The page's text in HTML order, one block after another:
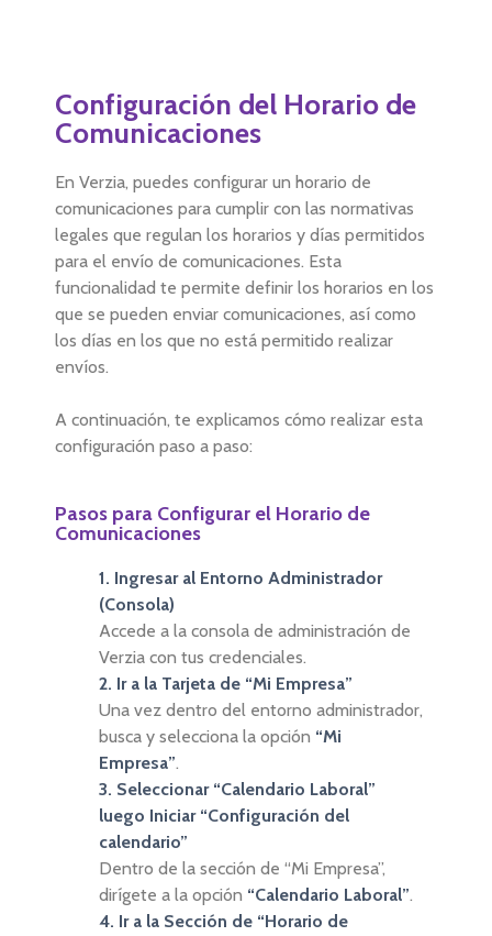
Configuración del Horario de
Comunicaciones
En Verzia, puedes configurar un horario de
comunicaciones para cumplir con las normativas
legales que regulan los horarios y días permitidos
para el envío de comunicaciones. Esta
funcionalidad te permite definir los horarios en los
que se pueden enviar comunicaciones, así como
los días en los que no está permitido realizar
envíos.
A continuación, te explicamos cómo realizar esta
configuración paso a paso:
Pasos para Configurar el Horario de
Comunicaciones
1. Ingresar al Entorno Administrador
(Consola)
Accede a la consola de administración de
Verzia con tus credenciales.
2. Ir a la Tarjeta de “Mi Empresa”
Una vez dentro del entorno administrador,
busca y selecciona la opción “Mi
Empresa”.
3. Seleccionar “Calendario Laboral”
luego Iniciar “Configuración del
calendario”
Dentro de la sección de “Mi Empresa”,
dirígete a la opción “Calendario Laboral”.
4. Ir a la Sección de “Horario de